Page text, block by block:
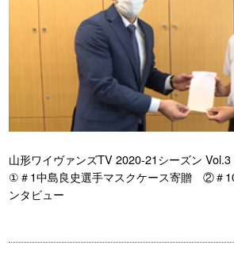
山形ワイヴァンズTV 2020-21シーズン Vol.3
①＃1中島良史選手マスクケース寄贈 ②＃
ンタビュー